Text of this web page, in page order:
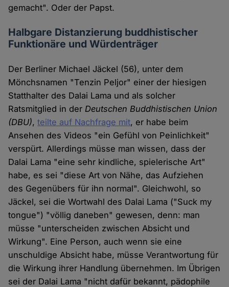
gemacht". Oder der Papst.
Halbgare Distanzierung buddhistischer
Funktionäre und Würdenträger
Der Berliner Michael Jäckel (56), unter dem
Mönchsnamen "Tenzin Peljor" einer der hiesigen
Statthalter des Dalai Lama und als solcher
Ratsmitglied in der Deutschen Buddhistischen Union
(DBU),teilte auf Nachfrage mit, er habe beim
Ansehen des Videos "ein Gefühl von Peinlichkeit"
verspürt. Allerdings müsse man wissen, dass der
Dalai Lama "eine sehr kindliche, spielerische Art"
habe, es sei "diese Art von Nähe, das Aufziehen
des Gegenübers für ihn normal". Gleichwohl, so
Jäckel, sei die Wortwahl des Dalai Lama ("Suck my
tongue") "völlig daneben" gewesen, denn: man
müsse "unterscheiden zwischen Absicht und
Wirkung". Eine Person, auch wenn sie eine
unschuldige Absicht habe, müsse Verantwortung für
die Wirkung ihrer Handlung übernehmen. Im Übrigen
sei der Dalai Lama "nicht dafür bekannt, pädophile